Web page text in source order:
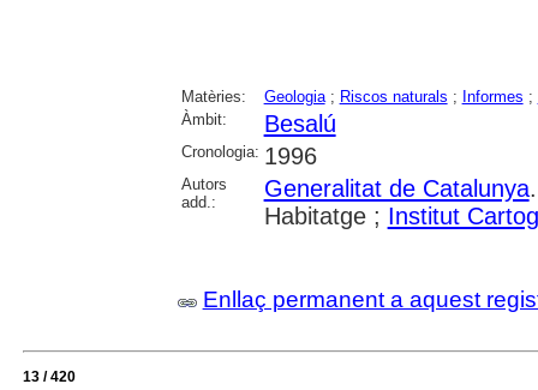
Matèries: Geologia; Riscos naturals ; Informes ;
Àmbit:
Besalú
Cronologia: 1996
Autors
add.:
Generalitat de Catalunya
Habitatge ; Institut
Enllaç permanent a aquest
13 / 420